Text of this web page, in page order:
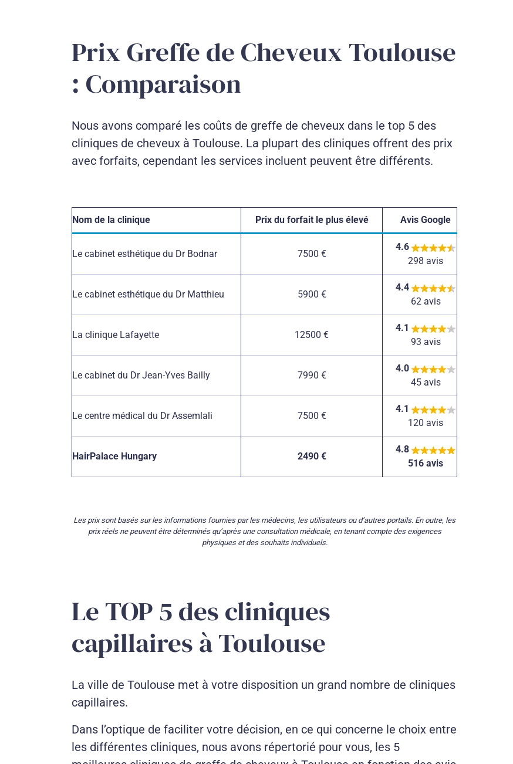
Prix Greffe de Cheveux Toulouse
: Comparaison
Nous avons comparé les coûts de greffe de cheveux dans le top 5 des
cliniques de cheveux à Toulouse. La plupart des cliniques offrent des prix
avec forfaits, cependant les services incluent peuvent être différents.
Nom de la clinique Prix du forfait le plus élevé Avis Google
Le cabinet esthétique du Dr Bodnar 7500 €
4.6
298 avis
Le cabinet esthétique du Dr Matthieu 5900 €
4.4
62 avis
La clinique Lafayette 12500 €
4.1
93 avis
Le cabinet du Dr Jean-Yves Bailly 7990 €
4.0
45 avis
Le centre médical du Dr Assemlali 7500 €
4.1
120 avis
HairPalace Hungary 2490 €
4.8
516 avis
Les prix sont basés sur les informations fournies par les médecins, les utilisateurs ou d’autres portails. En outre, les
prix réels ne peuvent être déterminés qu’après une consultation médicale, en tenant compte des exigences
physiques et des souhaits individuels.
Le TOP 5 des cliniques
capillaires à Toulouse
La ville de Toulouse met à votre disposition un grand nombre de cliniques
capillaires.
Dans l’optique de faciliter votre décision, en ce qui concerne le choix entre
les différentes cliniques, nous avons répertorié pour vous, les 5